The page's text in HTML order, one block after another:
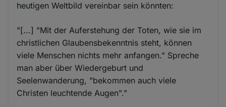
heutigen Weltbild vereinbar sein könnten:
"[...] "Mit der Auferstehung der Toten, wie sie im
christlichen Glaubensbekenntnis steht, können
viele Menschen nichts mehr anfangen." Spreche
man aber über Wiedergeburt und
Seelenwanderung, "bekommen auch viele
Christen leuchtende Augen"."